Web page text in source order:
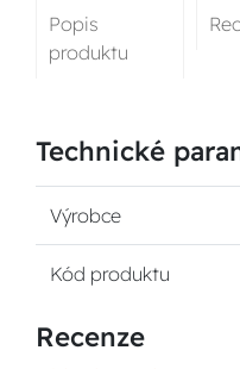
Popis
produktu
Technické
Výrobce
Kód produktu
Recenze